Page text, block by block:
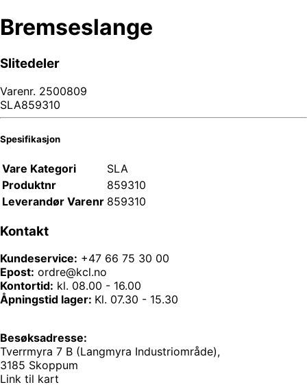
Bremseslange
Slitedeler
Varenr. 2500809
SLA859310
Spesifikasjon
Vare Kategori
SLA
Produktnr
859310
Leverandør Varenr 859310
Kontakt
Kundeservice: +47 66 75 30 00
Epost: ordre@kcl.no
Kontortid: kl. 08.00 - 16.00
Åpningstid lager: Kl. 07.30 - 15.30
Besøksadresse:
Tverrmyra 7 B (Langmyra Industriområde),
3185 Skoppum
Link til kart